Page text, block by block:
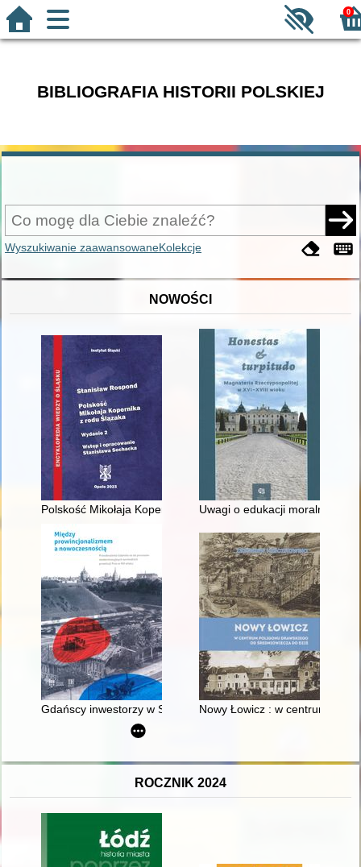
0
BIBLIOGRAFIA HISTORII POLSKIEJ
Wyszukiwanie zaawansowaneKolekcje
NOWOŚCI
Polskość Mikołaja Kopernika z rodu ŚlązakaUwagi o edukacji moralnej
Gdańscy inwestorzy w Sopocie : prestiż finansowy i
Nowy Łowicz : w centrum
ROCZNIK 2024